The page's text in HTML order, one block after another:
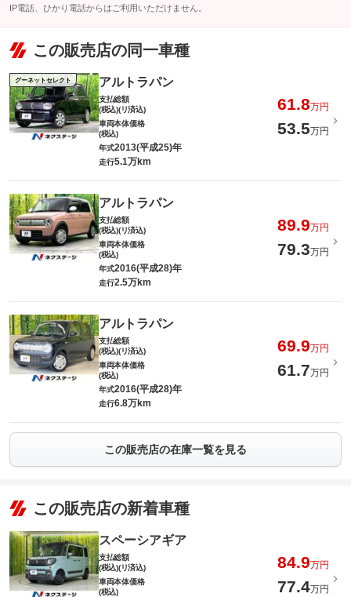
IP電話、ひかり電話からはご利用いただけません。
この販売店の同一車種
グーネットセレクト アルトラパン
支払総額
(税込)(リ済込)
61.8万円
車両本体価格
(税込)
53.5万円
年式2013(平成25)年
走行5.1万km
アルトラパン
支払総額
(税込)(リ済込)
89.9万円
車両本体価格
(税込)
79.3万円
年式2016(平成28)年
走行2.5万km
アルトラパン
支払総額
(税込)(リ済込)
69.9万円
車両本体価格
(税込)
61.7万円
年式2016(平成28)年
走行6.8万km
この販売店の在庫一覧を見る
この販売店の新着車種
スペーシアギア
支払総額
(税込)(リ済込)
84.9万円
車両本体価格
(税込)
77.4万円